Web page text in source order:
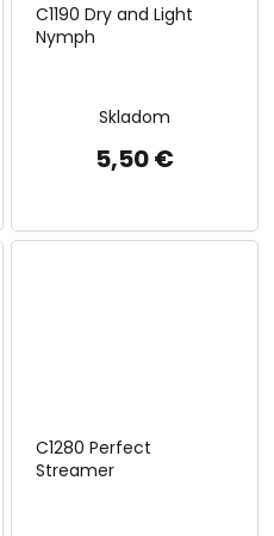
C1190 Dry and Light
Nymph
Skladom
5,50 €
C1280 Perfect
Streamer